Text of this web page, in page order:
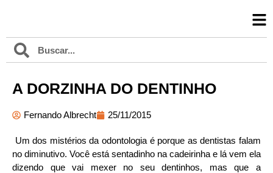
A DORZINHA DO DENTINHO
Fernando Albrecht 25/11/2015
Um dos mistérios da odontologia é porque as dentistas falam
no diminutivo. Você está sentadinho na cadeirinha e lá vem ela
dizendo que vai mexer no seu dentinhos, mas que a